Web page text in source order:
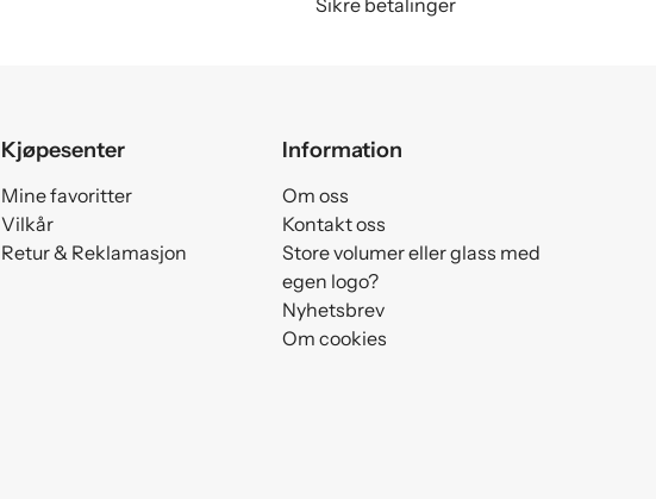
Sikre betalinger
Kjøpesenter
Mine favoritter
Vilkår
Retur & Reklamasjon
Information
Om oss
Kontakt oss
Store volumer eller glass med
egen logo?
Nyhetsbrev
Om cookies